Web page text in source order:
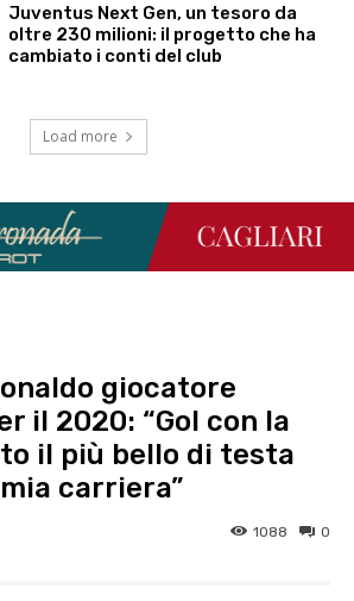
Juventus Next Gen, un tesoro da
oltre 230 milioni: il progetto che ha
cambiato i conti del club
Load more